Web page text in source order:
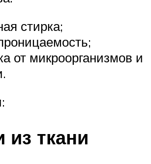
стирка;
от микроорганизмов и
из ткани